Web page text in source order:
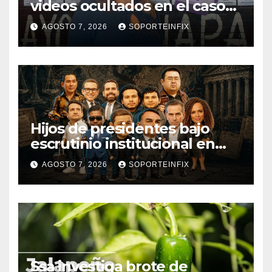
videos ocultados en el caso
Ayotzinapa como estrategia
de encubrimiento
AGOSTO 7, 2026 SOPORTEINFIX
Hijos de presidentes bajo
escrutinio institucional en
Brasil, Guinea Ecuatorial,
Angola y Estados Unidos
AGOSTO 7, 2026 SOPORTEINFIX
Ssa investiga brote de